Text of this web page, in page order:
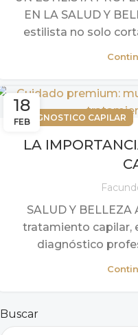
EN LA SALUD Y
estilista no solo
18
FEB
DIAGNOSTICO CAPILAR
LA
SALUD Y
tratamiento capilar,
diagnóstico
Buscar